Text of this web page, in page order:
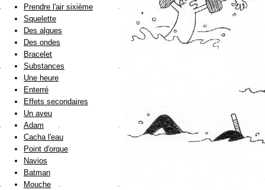
Prendre l'air sixième
Squelette
Des algues
Des ondes
Bracelet
Substances
Une heure
Enterré
Effets secondaires
Un aveu
Adam
Cacha l'eau
Point d'orque
Navios
Batman
Mouche